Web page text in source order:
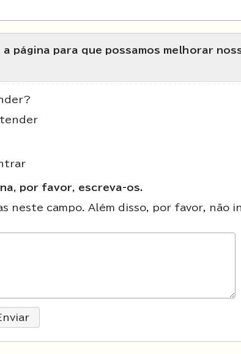
página para que possamos melhorar
por favor, escreva-os.
neste campo. Além disso, por favor, não